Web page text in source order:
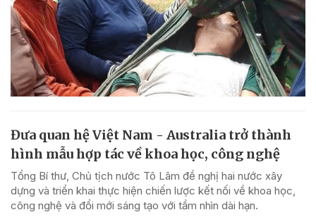
Đưa quan hệ Việt Nam - Australia trở thành
hình mẫu hợp tác về khoa học, công nghệ
Tổng Bí thư, Chủ tịch nước Tô Lâm đề nghị hai nước xây
dựng và triển khai thực hiện chiến lược kết nối về khoa học,
công nghệ và đổi mới sáng tạo với tầm nhìn dài hạn.